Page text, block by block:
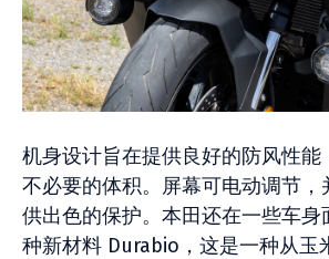
机身设计旨在提供良好的防风性能
不必要的体积。屏幕可电动调节，
供出色的保护。本田还在一些车身
种新材料 Durabio，这是一种从玉